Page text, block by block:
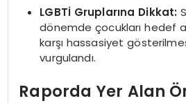
LGBTİ Gruplarına Dikkat:
dönemde çocukları hedef
karşı hassasiyet
vurgulandı.
Raporda Yer Alan